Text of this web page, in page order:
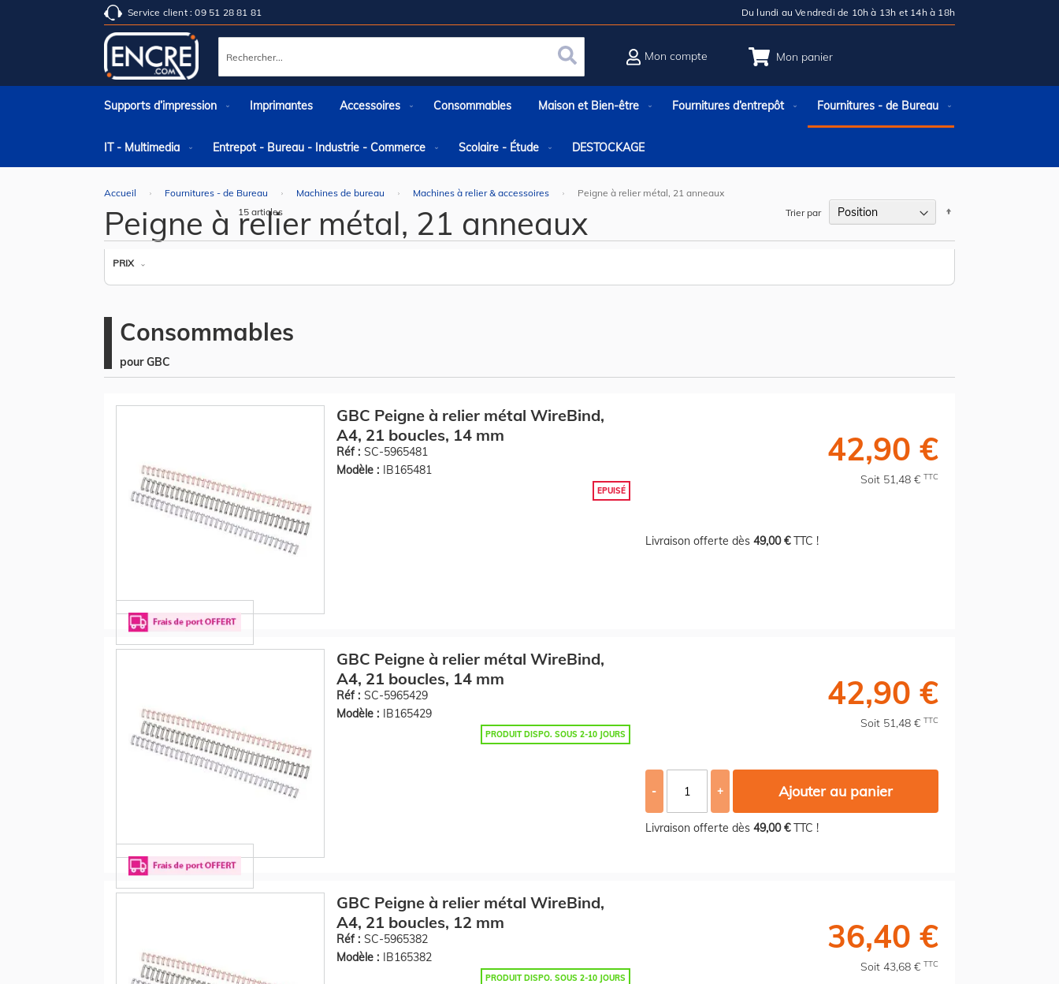
Service client : 09 51 28 81 81 Du lundi au Vendredi de 10h à 13h et 14h à 18h
Mon panier
Rechercher Rechercher
Mon compte
Supports d’impression Imprimantes Accessoires Consommables Maison et Bien-être Fournitures d’entrepôt Fournitures - de Bureau
IT - Multimedia Entrepot - Bureau - Industrie - Commerce Scolaire - Étude DESTOCKAGE
Accueil Fournitures - de Bureau Machines de bureau Machines à relier & accessoires Peigne à relier métal, 21 anneaux
Peigne à relier métal, 21 anneaux
PRIX
15 articles Trier par
Consommables
pour GBC
GBC Peigne à relier métal WireBind,
A4, 21 boucles, 14 mm
Réf : SC-5965481
Modèle : IB165481
EPUISÉ
42,90 €
Soit 51,48 € TTC
Livraison offerte dès 49,00 €TTC !
GBC Peigne à relier métal WireBind,
A4, 21 boucles, 14 mm
Réf : SC-5965429
Modèle : IB165429
PRODUIT DISPO. SOUS 2-10 JOURS
42,90 €
Soit 51,48 € TTC
- + Ajouter au panier
Livraison offerte dès 49,00 €TTC !
GBC Peigne à relier métal WireBind,
A4, 21 boucles, 12 mm
Réf : SC-5965382
Modèle : IB165382
PRODUIT DISPO. SOUS 2-10 JOURS
36,40 €
Soit 43,68 € TTC